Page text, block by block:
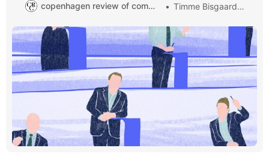
Reporting and Communication Responsible hos ECCO
kommunikation og bæredygtighed hos POULSEN ApS.
Mio Voisin starter som freelance fotojournalist
copenhagen review of communication Timme Bisgaard Munk